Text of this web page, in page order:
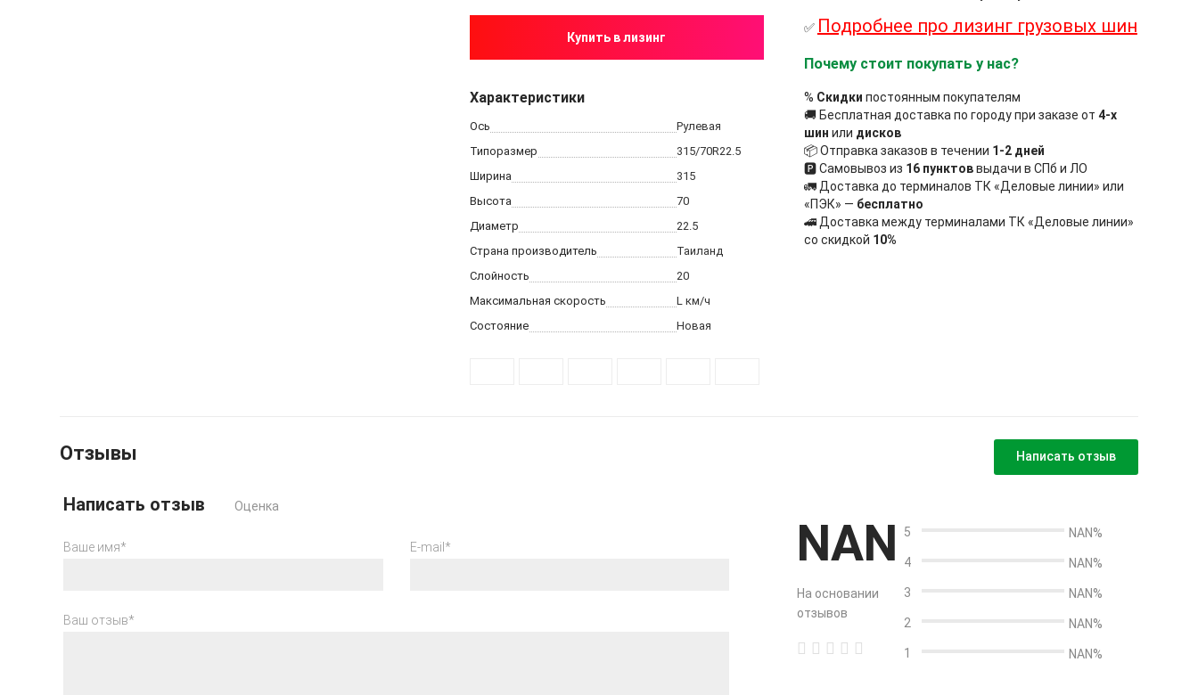
Купить в лизинг
Характеристики
Ось
Рулевая
Типоразмер
315/70R22.5
Ширина
315
Высота
70
Диаметр
22.5
Страна производитель
Таиланд
Слойность
20
Максимальная скорость
L км/ч
Состояние
Новая
✅ Подробнее про лизинг грузовых шин
Почему стоит покупать у нас?
% Скидки постоянным покупателям
🚚 Бесплатная доставка по городу при заказе от 4-х
шин или дисков
📦 Отправка заказов в течении 1-2 дней
🅿 Самовывоз из 16 пунктоввыдачи в СПб и ЛО
🚛 Доставка до терминалов ТК «Деловые линии» или
«ПЭК» — бесплатно
🚄 Доставка между терминалами ТК «Деловые линии»
со скидкой 10%
Отзывы Написать отзыв
NAN
На основании
отзывов
5 NAN%
4 NAN%
3 NAN%
2 NAN%
1 NAN%
Написать отзыв Оценка
Ваше имя* E-mail*
Ваш отзыв*